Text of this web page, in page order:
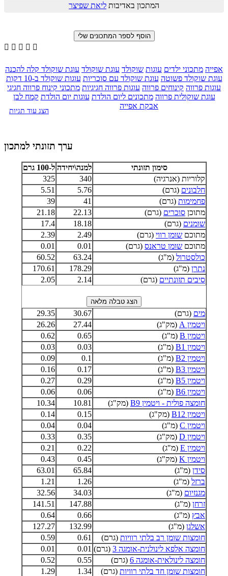
המתכון באדיבות ליאת שפיצר
    
אפייה מתכוני ילדים עוגות שוקולד עוגת שוקולד עוגת שוקולד קלה להכנה
עוגת שוקולד פשוטה עוגת שוקולד עם סוכריות עוגות שוקולד ב-10 דקות
עוגות פרווה קינוחים פרווה עוגות פרווה חגיגיות מתכוני קינוח פרווה חגיגי
עוגת שוקולית פרווה מתכונים ליום הולדת עוגות יום הולדת קמח לבן
אבקת אפייה
הצג עוד תגיות
ערך תזונתי למתכון
סימון תזונתי למנה\יחידה ל-100 גרם
קלוריות (אנרגיה)
340
325
חלבונים (גרם) 5.76
5.51
פחמימות (גרם) 41
39
מתוכן סוכרים (גרם) 22.13
21.18
שומנים (גרם) 18.18
17.4
מתוכם שומן רווי (גרם) 2.49
2.39
מתוכם שומן טראנס (גרם) 0.01
0.01
כולסטרול (מ"ג) 63.24
60.52
נתרן (מ"ג) 178.29
170.61
סיבים תזונתיים (גרם) 2.14
2.05
מים (גרם) 30.67
29.35
ויטמין A
(מק"ג) 27.44
26.26
ויטמין B
(מ"ג) 0.65
0.62
ויטמין B1
(מ"ג) 0.03
0.03
ויטמין B2
(מ"ג) 0.1
0.09
ויטמין B3
(מ"ג) 0.17
0.16
ויטמין B5
(מ"ג) 0.29
0.27
ויטמין B6
(מ"ג) 0.06
0.06
חומצה פולית - ויטמין B9
(מק"ג) 10.81
10.34
ויטמין B12
(מק"ג) 0.15
0.14
ויטמין C
(מ"ג) 0.04
0.04
ויטמין D
(מק"ג) 0.35
0.33
ויטמין E
(מ"ג) 0.22
0.21
ויטמין K
(מק"ג) 0.45
0.43
סידן (מ"ג) 65.84
63.01
ברזל (מ"ג) 1.26
1.21
מגנזיום (מ"ג) 34.03
32.56
זרחן (מ"ג) 147.88
141.51
אבץ (מ"ג) 0.66
0.64
אשלגן (מ"ג) 132.99
127.27
חומצות שומן רב בלתי רוויות (גרם) 0.61
0.59
חומצה אלפא לינולנית-אומגה 3
(גרם) 0.01
0.01
חומצה לינולאית-אומגה 6
(גרם) 0.55
0.52
חומצות שומן חד בלתי רוויות (גרם) 1.34
1.29